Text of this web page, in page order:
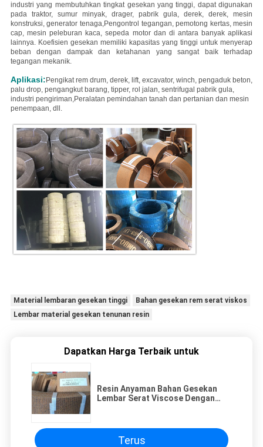
industri yang membutuhkan tingkat gesekan yang tinggi, dapat digunakan
pada traktor, sumur minyak, drager, pabrik gula, derek, derek, mesin
konstruksi, generator tenaga,Pengontrol tegangan, pemotong kertas, mesin
cap, mesin peleburan kaca, sepeda motor dan di antara banyak aplikasi
lainnya. Koefisien gesekan memiliki kapasitas yang tinggi untuk menyerap
beban dengan dampak dan ketahanan yang sangat baik terhadap
tegangan mekanik.
Aplikasi: Pengikat rem drum, derek, lift, excavator, winch, pengaduk beton,
palu drop, pengangkut barang, tipper, rol jalan, sentrifugal pabrik gula,
industri pengiriman,Peralatan pemindahan tanah dan pertanian dan mesin
penempaan, dll.
Material lembaran gesekan tinggi
Bahan gesekan rem serat viskos
Lembar material gesekan tenunan resin
Dapatkan Harga Terbaik untuk
Resin Anyaman Bahan Gesekan
Lembar Serat Viscose Dengan
Terus